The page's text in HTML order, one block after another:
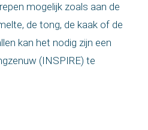
mogelijk zoals aan de
de tong, de kaak of de
kan het nodig zijn een
(INSPIRE) te